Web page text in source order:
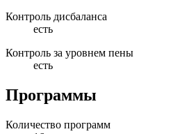
Контроль дисбаланса
есть
Контроль за уровнем пены
есть
Программы
Количество программ